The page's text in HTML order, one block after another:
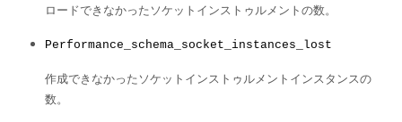
ロードできなかったソケットインストゥルメントの数。
Performance_schema_socket_instances_lost
作成できなかったソケットインストゥルメントインスタンスの
数。